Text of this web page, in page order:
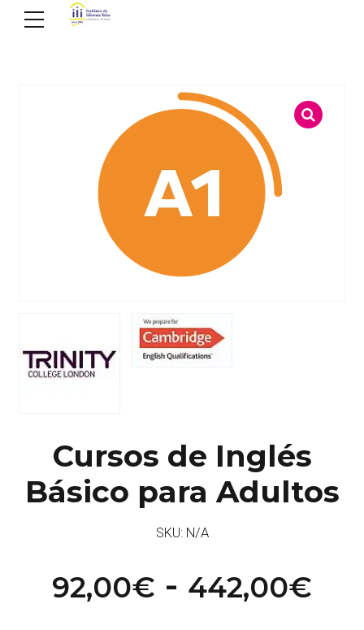
Cursos de Inglés
Básico para Adultos
SKU: N/A
92,00€ - 442,00€